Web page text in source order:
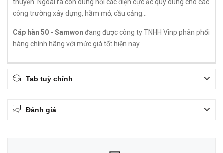
thuyền. Ngoài ra còn dùng nối các điện cực ắc quy dùng cho các
công trường xây dựng, hầm mỏ, cầu cảng...
Cáp hàn 50 - Samwon đang được công ty TNHH Vinp phân phối
hàng chính hãng với mức giá tốt hiện nay.
Tab tuỳ chỉnh
Đánh giá